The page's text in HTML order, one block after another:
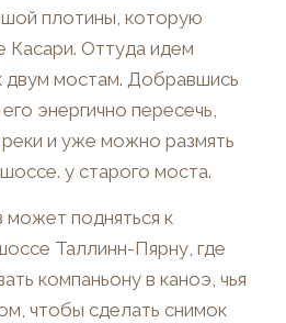
плотины, которую
Касари. Оттуда идем
двум мостам. Добравшись
энергично пересечь,
и уже можно размять
у старого моста.
может подняться к
Таллинн-Пярну, где
компаньону в каноэ, чья
чтобы сделать снимок